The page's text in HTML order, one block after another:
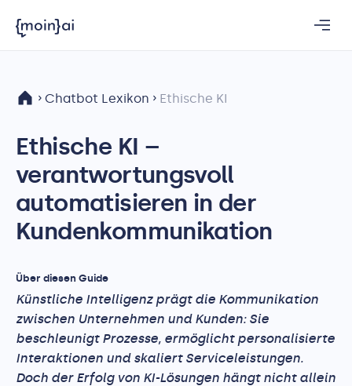
Chatbot Lexikon Ethische KI
Ethische KI –
verantwortungsvoll
automatisieren in der
Kundenkommunikation
Über diesen Guide
Künstliche Intelligenz prägt die Kommunikation
zwischen Unternehmen und Kunden: Sie
beschleunigt Prozesse, ermöglicht personalisierte
Interaktionen und skaliert Serviceleistungen.
Doch der Erfolg von KI-Lösungen hängt nicht allein